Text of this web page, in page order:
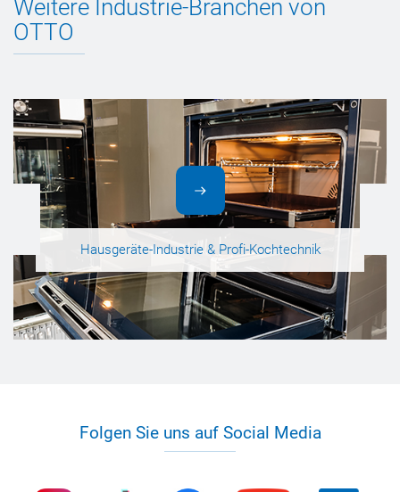
Weitere Industrie-Branchen von
OTTO
Hausgeräte-Industrie & Profi-Kochtechnik
Folgen Sie uns auf Social Media